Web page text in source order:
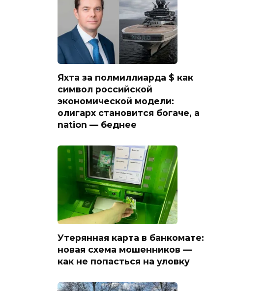
Яхта за полмиллиарда $ как
символ российской
экономической модели:
олигарх становится богаче, а
nation — беднее
Утерянная карта в банкомате:
новая схема мошенников —
как не попасться на уловку